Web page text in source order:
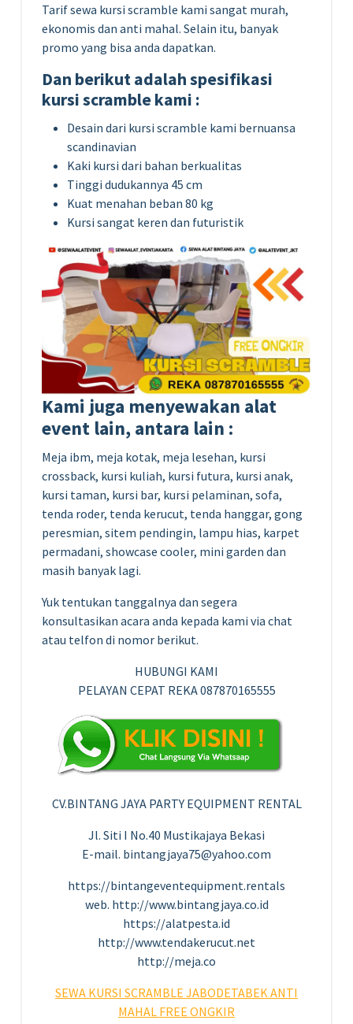
Tarif sewa kursi scramble kami sangat murah,
ekonomis dan anti mahal. Selain itu, banyak
promo yang bisa anda dapatkan.
Dan berikut adalah spesifikasi
kursi scramble kami :
Desain dari kursi scramble kami bernuansa
scandinavian
Kaki kursi dari bahan berkualitas
Tinggi dudukannya 45 cm
Kuat menahan beban 80 kg
Kursi sangat keren dan futuristik
Kami juga menyewakan alat
event lain, antara lain :
Meja ibm, meja kotak, meja lesehan, kursi
crossback, kursi kuliah, kursi futura, kursi anak,
kursi taman, kursi bar, kursi pelaminan, sofa,
tenda roder, tenda kerucut, tenda hanggar, gong
peresmian, sitem pendingin, lampu hias, karpet
permadani, showcase cooler, mini garden dan
masih banyak lagi.
Yuk tentukan tanggalnya dan segera
konsultasikan acara anda kepada kami via chat
atau telfon di nomor berikut.
HUBUNGI KAMI
PELAYAN CEPAT REKA 087870165555
CV.BINTANG JAYA PARTY EQUIPMENT RENTAL
Jl. Siti I No.40 Mustikajaya Bekasi
E-mail. bintangjaya75@yahoo.com
https://bintangeventequipment.rentals
web. http://www.bintangjaya.co.id
https://alatpesta.id
http://www.tendakerucut.net
http://meja.co
SEWA KURSI SCRAMBLE JABODETABEK ANTI
MAHAL FREE ONGKIR